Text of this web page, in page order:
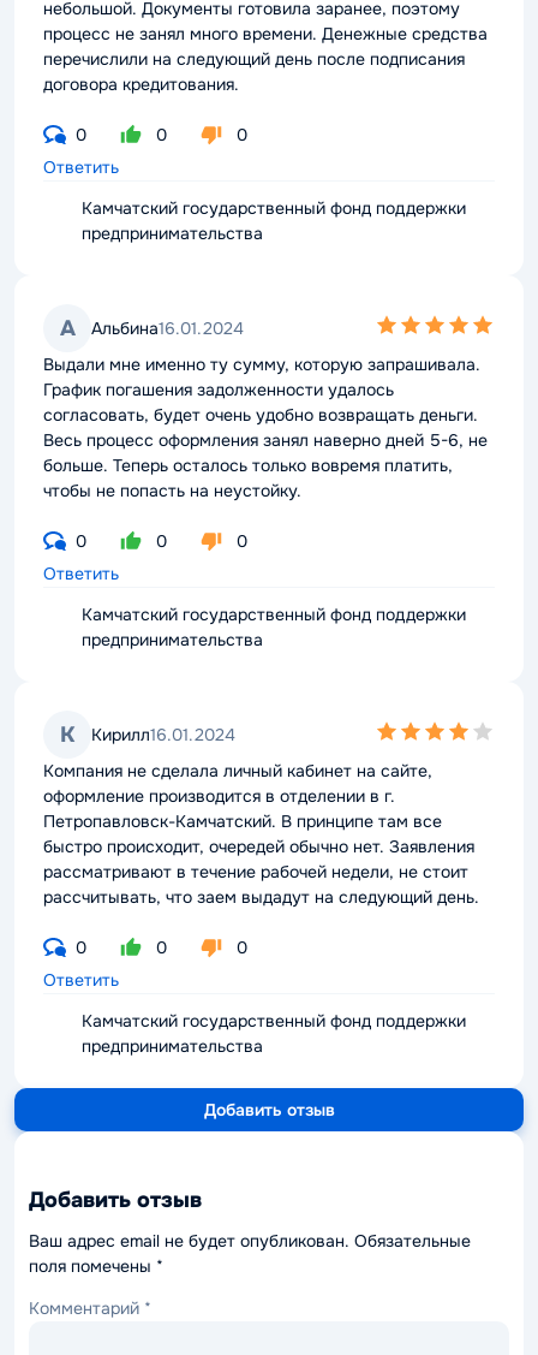
небольшой. Документы готовила заранее, поэтому
процесс не занял много времени. Денежные средства
перечислили на следующий день после подписания
договора кредитования.
0 0
0
Ответить
Камчатский государственный фонд поддержки
предпринимательства
А Альбина16.01.2024
5,0
Выдали мне именно ту сумму, которую запрашивала.
График погашения задолженности удалось
согласовать, будет очень удобно возвращать деньги.
Весь процесс оформления занял наверно дней 5-6, не
больше. Теперь осталось только вовремя платить,
чтобы не попасть на неустойку.
0 0
0
Ответить
Камчатский государственный фонд поддержки
предпринимательства
К Кирилл16.01.2024
4,0
Компания не сделала личный кабинет на сайте,
оформление производится в отделении в г.
Петропавловск-Камчатский. В принципе там все
быстро происходит, очередей обычно нет. Заявления
рассматривают в течение рабочей недели, не стоит
рассчитывать, что заем выдадут на следующий день.
0 0
0
Ответить
Камчатский государственный фонд поддержки
предпринимательства
Добавить отзыв
Добавить отзыв
Ваш адрес email не будет опубликован. Обязательные
поля помечены *
Комментарий *